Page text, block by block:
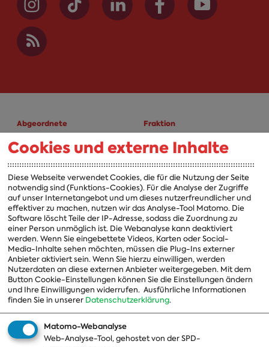
Abgeordnete
A-Z
Fraktion
Fraktion
Vorsitzender
Vorstand
Arbeitsgruppen
Ausschussvorsitzende
Beauftragte
Landesgruppen
Organisation
Themen Presse
Cookies und externe Inhalte
Diese Webseite verwendet Cookies, die für die Nutzung der Seite
notwendig sind (Funktions-Cookies). Für die Analyse der Zugriffe
auf unser Internetangebot und um dieses nutzerfreundlicher und
effektiver zu machen, nutzen wir das Analyse-Tool Matomo. Die
Software löscht Teile der IP-Adresse, sodass die Zuordnung zu
einer Person unmöglich ist. Die Webanalyse kann deaktiviert
werden. Wenn Sie eingebettete Videos, Karten oder Social-
Media-Inhalte sehen möchten, müssen die Plug-Ins externer
Anbieter aktiviert sein. Wenn Sie hierzu einwilligen, werden
Nutzerdaten an diese externen Anbieter weitergegeben. Mit dem
Button Cookie-Einstellungen können Sie die Einstellungen ändern
und Ihre Einwilligungen widerrufen. Ausführliche Informationen
finden Sie in unserer Datenschutzerklärung.
Matomo-Webanalyse
Web-Analyse-Tool, gehostet von der SPD-